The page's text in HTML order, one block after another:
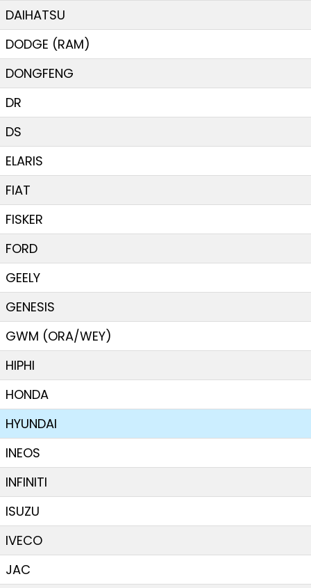
DAIHATSU
DODGE (RAM)
DONGFENG
DR
DS
ELARIS
FIAT
FISKER
FORD
GEELY
GENESIS
GWM (ORA/WEY)
HIPHI
HONDA
HYUNDAI
INEOS
INFINITI
ISUZU
IVECO
JAC